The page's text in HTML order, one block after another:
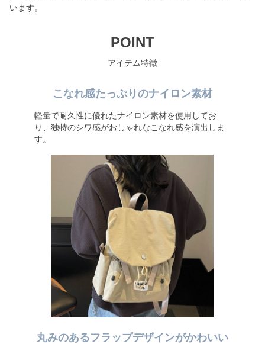
います。
POINT
アイテム特徴
こなれ感たっぷりのナイロン素材
軽量で耐久性に優れたナイロン素材を使用してお
り、独特のシワ感がおしゃれなこなれ感を演出しま
す。
丸みのあるフラップデザインがかわいい